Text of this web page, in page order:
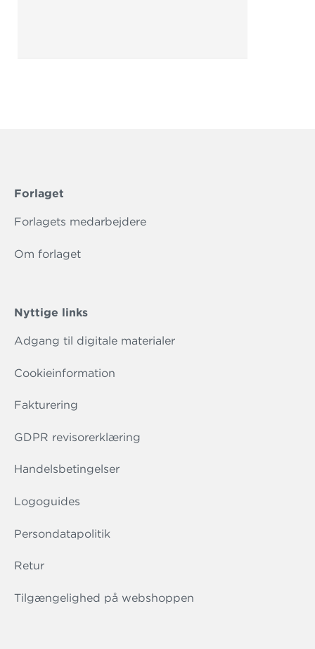
Forlaget
Forlagets medarbejdere
Om forlaget
Nyttige links
Adgang til digitale materialer
Cookieinformation
Fakturering
GDPR revisorerklæring
Handelsbetingelser
Logoguides
Persondatapolitik
Retur
Tilgængelighed på webshoppen